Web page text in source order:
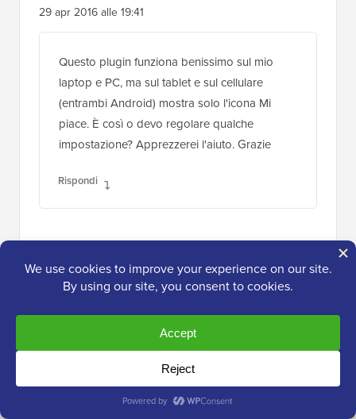
29 apr 2016 alle 19:41
Questo plugin funziona benissimo sul mio
laptop e PC, ma sul tablet e sul cellulare
(entrambi Android) mostra solo l'icona Mi
piace. È così o devo regolare qualche
impostazione? Apprezzerei l'aiuto. Grazie
Rispondi
tush
6 apr 2016 alle 21:33
posso usare i plugin sul blog. anche il mio